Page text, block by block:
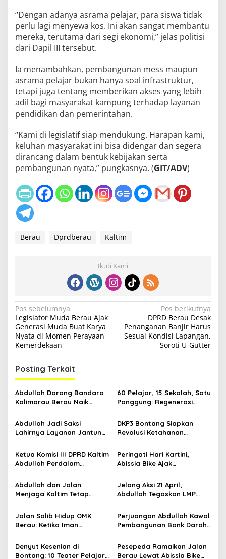
“Dengan adanya asrama pelajar, para siswa tidak
perlu lagi menyewa kos. Ini akan sangat membantu
mereka, terutama dari segi ekonomi,” jelas politisi
dari Dapil III tersebut.
Ia menambahkan, pembangunan mess maupun
asrama pelajar bukan hanya soal infrastruktur,
tetapi juga tentang memberikan akses yang lebih
adil bagi masyarakat kampung terhadap layanan
pendidikan dan pemerintahan.
“Kami di legislatif siap mendukung. Harapan kami,
keluhan masyarakat ini bisa didengar dan segera
dirancang dalam bentuk kebijakan serta
pembangunan nyata,” pungkasnya. (GIT/ADV)
Berau Dprdberau Kaltim
Ikuti Kami
N
a
v
g
a
s
p
o
s
Pos sebelumnya
Legislator Muda Berau Ajak
Generasi Muda Buat Karya
Nyata di Momen Perayaan
Kemerdekaan
Pos berikutnya
DPRD Berau Desak
Penanganan Banjir Harus
Sesuai Kondisi Lapangan,
Soroti U-Gutter
Posting Terkait
Abdulloh Dorong Bandara
Kalimarau Berau Naik
Internasional Kaltim
60 Pelajar, 15 Sekolah, Satu
Panggung: Regenerasi
Jalannya
Abdulloh Jadi Saksi
Lahirnya Layanan Jantung
Jawaban Kebutuhan
Rakyat
DKP3 Bontang Siapkan
Revolusi Ketahanan
Smartani Jadi Senjata
Ketua Komisi III DPRD Kaltim
Abdulloh Perdalam
Bangku Doktoral
Peringati Hari Kartini,
Abissia Bike Ajak
Sambil Berkebaya
Abdulloh dan Jalan
Menjaga Kaltim Tetap
Gelombang Aksi 21 April
Jelang Aksi 21 April,
Abdulloh Tegaskan LMP
Kondusifitas Bersama TNI-
Polri
Jalan Salib Hidup OMK
Berau: Ketika Iman
Panggung
Perjuangan Abdulloh Kawal
Pembangunan Bank Darah
Kesehatan Warga Utama
Denyut Kesenian di
Bontang: 10 Teater Pelajar
Pesepeda Ramaikan Jalan
Berau Lewat Abissia Bike